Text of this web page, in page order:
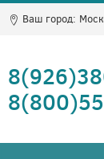
Ваш город: